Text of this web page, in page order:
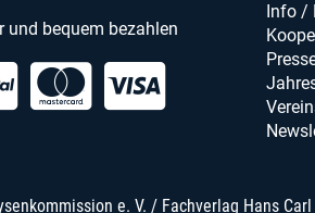
und bequem bezahlen
Info /
e. V. / Fachverlag Hans Carl